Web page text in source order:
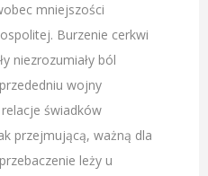
mniejszości
Burzenie cerkwi
niezrozumiały ból
wojny
świadków
przejmującą, ważną dla
leży u